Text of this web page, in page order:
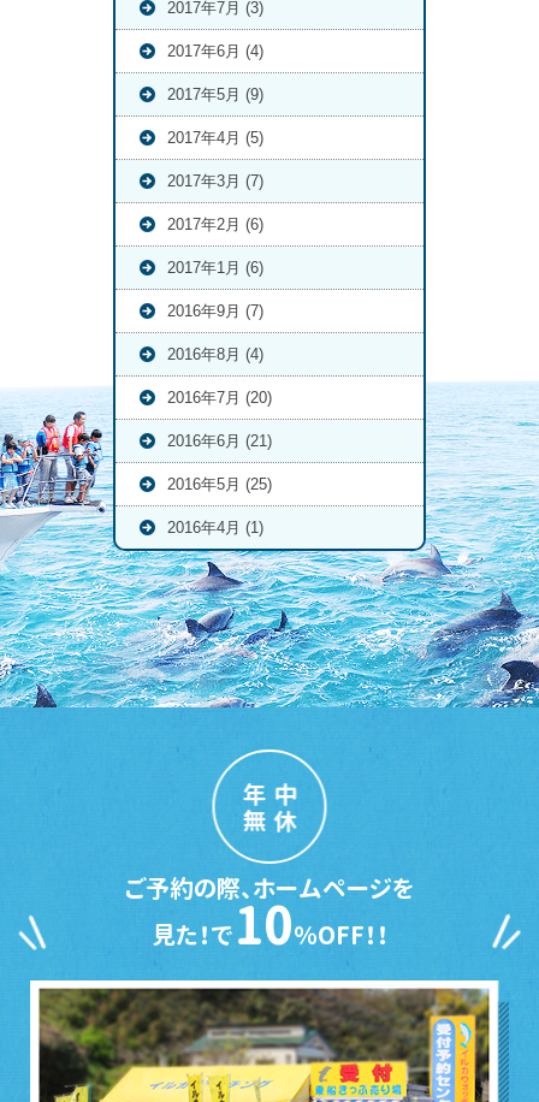
2017年7月 (3)
2017年6月 (4)
2017年5月 (9)
2017年4月 (5)
2017年3月 (7)
2017年2月 (6)
2017年1月 (6)
2016年9月 (7)
2016年8月 (4)
2016年7月 (20)
2016年6月 (21)
2016年5月 (25)
2016年4月 (1)
年中
無休
ご予約の際、ホームページを
見た！で10％OFF！！